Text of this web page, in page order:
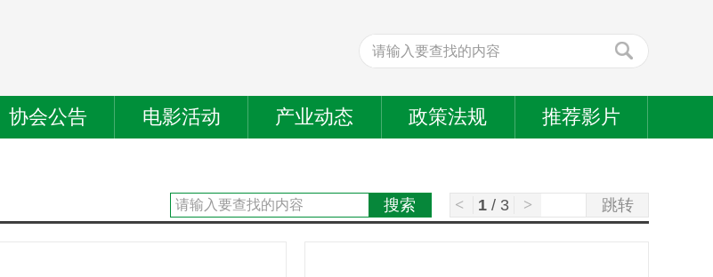
协会公告 电影活动 产业动态 政策法规 推荐影片
< 1 / 3 >